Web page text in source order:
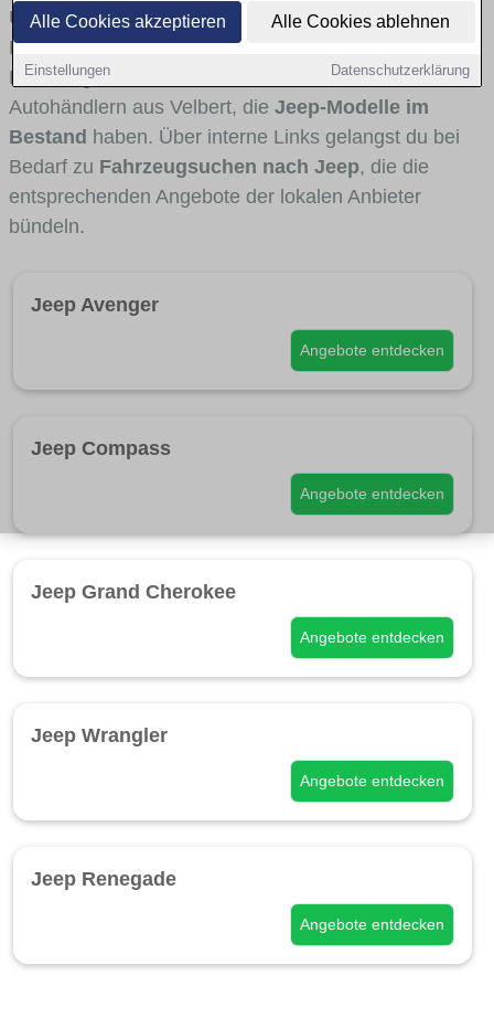
Alle Cookies akzeptieren Alle Cookies ablehnen
Einstellungen Datenschutzerklärung
Umlandverkehr zu sehen sind und für welche
Fahrertypen die Marke interessant ist. Viele
Fahrzeuge stammen von Autohäusern und
Autohändlern aus Velbert, die Jeep-Modelle im
Bestand haben. Über interne Links gelangst du bei
Bedarf zu Fahrzeugsuchen nach Jeep, die die
entsprechenden Angebote der lokalen Anbieter
bündeln.
Jeep Avenger
Angebote entdecken
Jeep Compass
Angebote entdecken
Jeep Grand Cherokee
Angebote entdecken
Jeep Wrangler
Angebote entdecken
Jeep Renegade
Angebote entdecken